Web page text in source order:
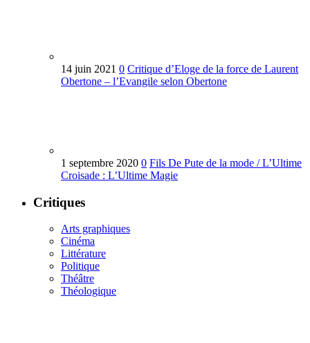
14 juin 2021 0 Critique d’Eloge de la force de Laurent
Obertone – l’Evangile selon Obertone
1 septembre 2020 0 Fils De Pute de la mode / L’Ultime
Croisade : L’Ultime Magie
Critiques
Arts graphiques
Cinéma
Littérature
Politique
Théâtre
Théologique